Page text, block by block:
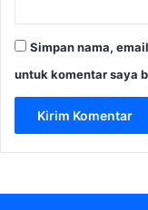
n
g Simpan nama,
untuk komentar saya